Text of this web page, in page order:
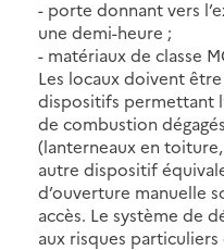
- porte donnant vers
une demi-heure ;
- matériaux de classe
Les locaux doivent
dispositifs permettant
de combustion
(lanterneaux en
autre dispositif
d’ouverture manuelle
accès. Le système de
aux risques particuliers